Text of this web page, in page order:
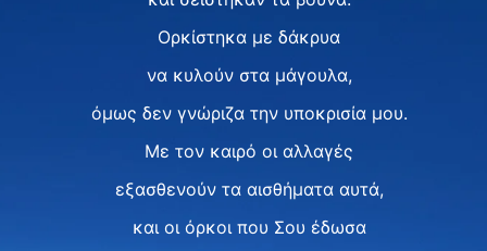
Ορκίστηκα με δάκρυα
να κυλούν στα μάγουλα,
όμως δεν γνώριζα την υποκρισία μου.
Με τον καιρό οι αλλαγές
εξασθενούν τα αισθήματα αυτά,
και οι όρκοι που Σου έδωσα